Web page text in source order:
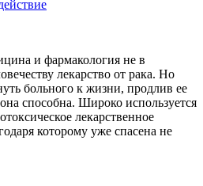
и фармакология не в
лекарство от рака. Но
больного к жизни, продлив ее
способна. Широко используется
лекарственное
которому уже спасена не